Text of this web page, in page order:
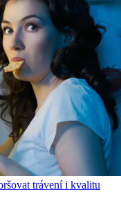
trávení i kvalitu